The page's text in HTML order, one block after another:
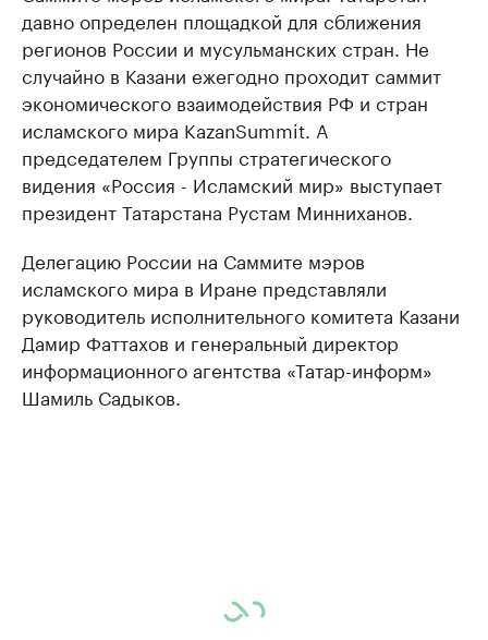
давно определен площадкой для сближения
регионов России и мусульманских стран. Не
случайно в Казани ежегодно проходит саммит
экономического взаимодействия РФ и стран
исламского мира KazanSummit. А
председателем Группы стратегического
видения «Россия - Исламский мир» выступает
президент Татарстана Рустам Минниханов.
Делегацию России на Саммите мэров
исламского мира в Иране представляли
руководитель исполнительного комитета Казани
Дамир Фаттахов и генеральный директор
информационного агентства «Татар-информ»
Шамиль Садыков.